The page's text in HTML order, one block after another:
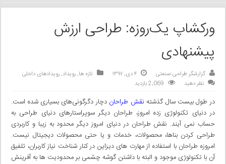
ورکشاپ یک‌روزه: طراحی ارزش
پیشنهادی
گزارشگر طراحی صنعتی ۴ دی, ۱۳۹۷ تازه ها,رویداد,رویدادهای داخلی
نظر دهید
2,069 بازدید
در طول بیست سال گذشته نقش طراحان دچار دگرگونی‌های بسیاری شده است.
در دنیای تکنولوژی زده امروز، طراحان دیگر سوپراستارهای دنیای طراحی به
حساب نمی آیند. نقش طراحان در دنیای امروز دیگر محدود به زیبا و کاربردی
طراحی کردن بناها، محصولات، خدمات و یا حتی محصولات دیجیتال نیست.
امروزه طراحان با استفاده از مهارت های دیزاین در کنار شناخت نیاز کاربران، تلفیق
آن با تکنولوژی موجود و البته با داشتن گوشه چشمی بر محدودیت ها به آفرینش